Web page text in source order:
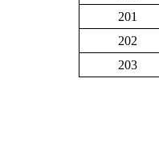
201
202
203